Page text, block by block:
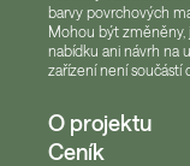
barvy povrchových
Mohou být změněny,
nabídku ani návrh na
zařízení není součástí
O projektu
Ceník